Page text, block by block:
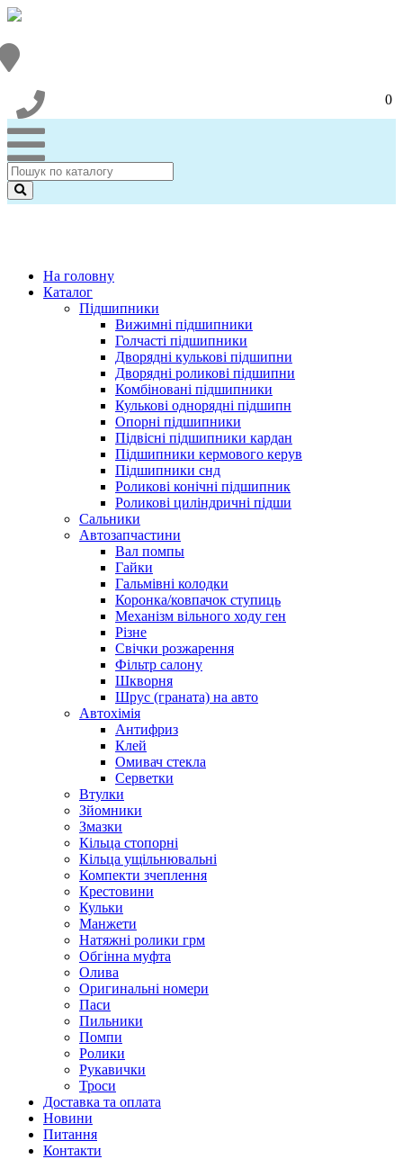
0
На головну
Каталог
Підшипники
Вижимні підшипники
Голчасті підшипники
Дворядні кулькові підшипни
Дворядні роликові підшипни
Комбіновані підшипники
Кулькові однорядні підшипн
Опорні підшипники
Підвісні підшипники кардан
Підшипники кермового керув
Підшипники снд
Роликові конічні підшипник
Роликові циліндричні підши
Сальники
Автозапчастини
Вал помпы
Гайки
Гальмівні колодки
Коронка/ковпачок ступиць
Механізм вільного ходу ген
Різне
Свічки розжарення
Фільтр салону
Шкворня
Шрус (граната) на авто
Автохімія
Антифриз
Клей
Омивач стекла
Серветки
Втулки
Зйомники
Змазки
Кільца стопорні
Кільца ущільнювальні
Компекти зчеплення
Крестовини
Кульки
Манжети
Натяжні ролики грм
Обгінна муфта
Олива
Оригинальні номери
Паси
Пильники
Помпи
Ролики
Рукавички
Троси
Доставка та оплата
Новини
Питання
Контакти